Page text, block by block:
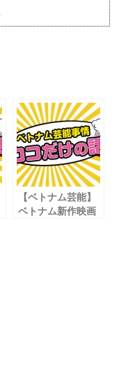
【ベトナム芸能】
ベトナム新作映画